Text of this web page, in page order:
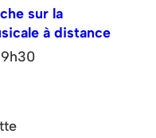
sur la
à distance